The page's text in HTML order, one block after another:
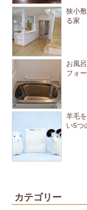
狭小
る家
お風
フォ
羊毛
い5つ
カテゴリー